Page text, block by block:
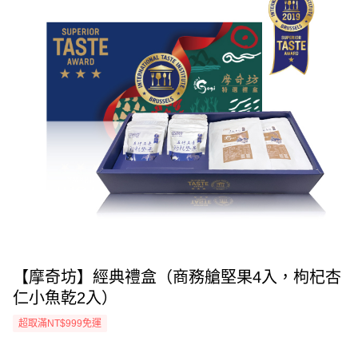
【摩奇坊】經典禮盒（商務艙堅果4入，枸杞杏
仁小魚乾2入）
超取滿NT$999免運